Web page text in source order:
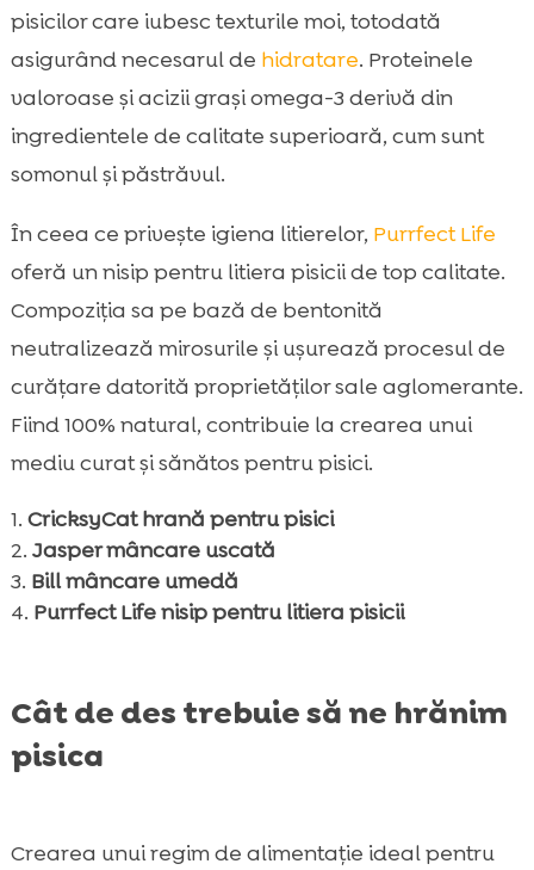
pisicilor care iubesc texturile moi, totodată
asigurând necesarul de hidratare. Proteinele
valoroase și acizii grași omega-3 derivă din
ingredientele de calitate superioară, cum sunt
somonul și păstrăvul.
În ceea ce privește igiena litierelor, Purrfect Life
oferă un nisip pentru litiera pisicii de top calitate.
Compoziția sa pe bază de bentonită
neutralizează mirosurile și ușurează procesul de
curățare datorită proprietăților sale aglomerante.
Fiind 100% natural, contribuie la crearea unui
mediu curat și sănătos pentru pisici.
CricksyCat hrană pentru pisici
Jasper mâncare uscată
Bill mâncare umedă
Purrfect Life nisip pentru litiera pisicii
Cât de des trebuie să ne hrănim
pisica
Crearea unui regim de alimentație ideal pentru